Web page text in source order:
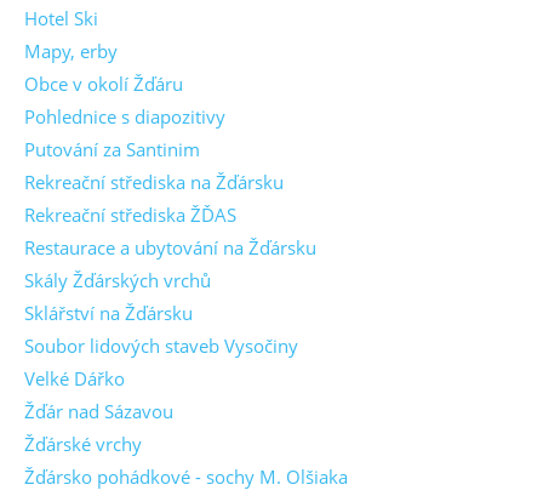
Hotel Ski
Mapy, erby
Obce v okolí Žďáru
Pohlednice s diapozitivy
Putování za Santinim
Rekreační střediska na Žďársku
Rekreační střediska ŽĎAS
Restaurace a ubytování na Žďársku
Skály Žďárských vrchů
Sklářství na Žďársku
Soubor lidových staveb Vysočiny
Velké Dářko
Žďár nad Sázavou
Žďárské vrchy
Žďársko pohádkové - sochy M. Olšiaka